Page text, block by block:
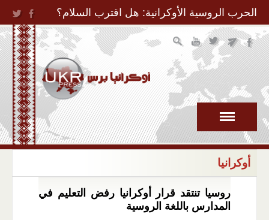
Jump to Navigation
الحرب الروسية الأوكرانية: هل اقترب السلام؟
أوكرانيا
روسيا تنتقد قرار أوكرانيا رفض التعليم في
المدارس باللغة الروسية